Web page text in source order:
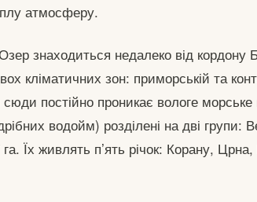
атмосферу.
знаходиться недалеко від кордону
кліматичних зон: приморській та
постійно проникає вологе морське
водойм) розділені на дві групи:
Їх живлять п’ять річок: Корану, Црна,